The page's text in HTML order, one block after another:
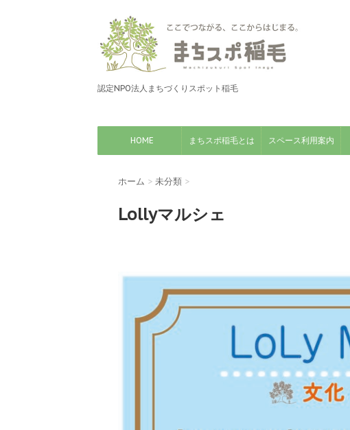
認定NPO法人まちづくりスポット稲毛
HOME まちスポ稲毛とは スペース利用案内
ホーム > 未分類 >
Lollyマルシェ